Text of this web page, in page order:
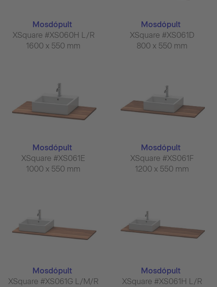
Mosdópult
XSquare #XS060H L/R
1600 x 550 mm
Mosdópult
XSquare #XS061D
800 x 550 mm
Mosdópult
XSquare #XS061E
1000 x 550 mm
Mosdópult
XSquare #XS061F
1200 x 550 mm
Mosdópult
XSquare #XS061G L/M/R
Mosdópult
XSquare #XS061H L/R